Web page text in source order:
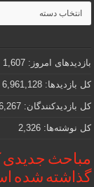
مطالب
جذاب
و
که
دنبالش
هستید
بازدیدهای امروز:1,607
کل بازدیدها:6,961,128
کل بازدیدکنند‌گان:
کل نوشته‌ها:2,326
مباحث جدیدی
گذاشته شده